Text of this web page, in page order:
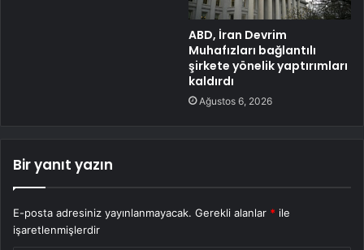
ABD, İran Devrim
Muhafızları bağlantılı
şirkete yönelik yaptırımları
kaldırdı
Ağustos 6, 2026
Bir yanıt yazın
E-posta adresiniz yayınlanmayacak. Gerekli alanlar * ile
işaretlenmişlerdir